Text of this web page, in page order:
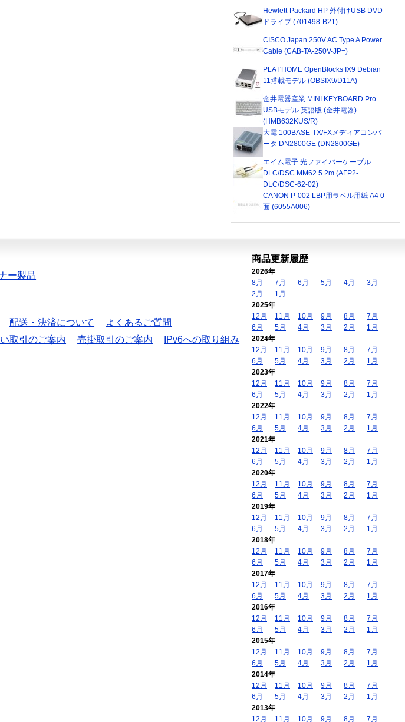
Hewlett-Packard HP 外付けUSB DVD
ドライブ (701498-B21)
CISCO Japan 250V AC Type A Power
Cable (CAB-TA-250V-JP=)
PLAT'HOME OpenBlocks IX9 Debian
11搭載モデル (OBSIX9/D11A)
金井電器産業 MINI KEYBOARD Pro
USBモデル 英語版 (金井電器)
(HMB632KUS/R)
大電 100BASE-TX/FXメディアコンバ
ータ DN2800GE (DN2800GE)
エイム電子 光ファイバーケーブル
DLC/DSC MM62.5 2m (AFP2-
DLC/DSC-62-02)
CANON P-002 LBP用ラベル用紙 A4 0
面 (6055A006)
ー製品
配送・決済について
よくあるご質問
取引のご案内 売掛取引のご案内
IPv6への取り組み
商品更新履歴
2026年
8月
7月 6月 5月 4月
3月
2月
1月
2025年
12月
11月 10月 9月 8月
7月
6月
5月 4月 3月 2月
1月
2024年
12月
11月 10月 9月 8月
7月
6月
5月 4月 3月 2月
1月
2023年
12月
11月 10月 9月 8月
7月
6月
5月 4月 3月 2月
1月
2022年
12月
11月 10月 9月 8月
7月
6月
5月 4月 3月 2月
1月
2021年
12月
11月 10月 9月 8月
7月
6月
5月 4月 3月 2月
1月
2020年
12月
11月 10月 9月 8月
7月
6月
5月 4月 3月 2月
1月
2019年
12月
11月 10月 9月 8月
7月
6月
5月 4月 3月 2月
1月
2018年
12月
11月 10月 9月 8月
7月
6月
5月 4月 3月 2月
1月
2017年
12月
11月 10月 9月 8月
7月
6月
5月 4月 3月 2月
1月
2016年
12月
11月 10月 9月 8月
7月
6月
5月 4月 3月 2月
1月
2015年
12月
11月 10月 9月 8月
7月
6月
5月 4月 3月 2月
1月
2014年
12月
11月 10月 9月 8月
7月
6月
5月 4月 3月 2月
1月
2013年
12月
11月 10月 9月 8月 7月